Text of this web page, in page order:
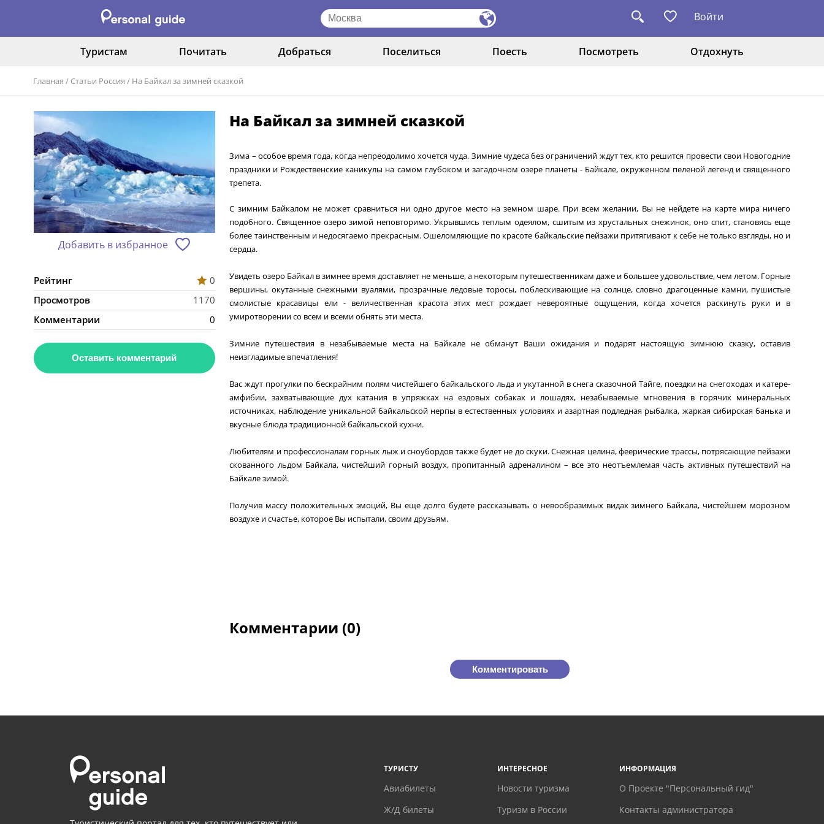
Войти
Туристам Почитать Добраться Поселиться Поесть Посмотреть Отдохнуть
Главная / Статьи Россия / На Байкал за зимней сказкой
Добавить в избранное
Рейтинг
0
Просмотров
1170
Комментарии
0
Оставить комментарий
На Байкал за зимней сказкой
Зима – особое время года, когда непреодолимо хочется чуда. Зимние чудеса без ограничений ждут тех, кто решится провести свои Новогодние
праздники и Рождественские каникулы на самом глубоком и загадочном озере планеты - Байкале, окруженном пеленой легенд и священного
трепета.
С зимним Байкалом не может сравниться ни одно другое место на земном шаре. При всем желании, Вы не нейдете на карте мира ничего
подобного. Священное озеро зимой неповторимо. Укрывшись теплым одеялом, сшитым из хрустальных снежинок, оно спит, становясь еще
более таинственным и недосягаемо прекрасным. Ошеломляющие по красоте байкальские пейзажи притягивают к себе не только взгляды, но и
сердца.
Увидеть озеро Байкал в зимнее время доставляет не меньше, а некоторым путешественникам даже и большее удовольствие, чем летом. Горные
вершины, окутанные снежными вуалями, прозрачные ледовые торосы, поблескивающие на солнце, словно драгоценные камни, пушистые
смолистые красавицы ели - величественная красота этих мест рождает невероятные ощущения, когда хочется раскинуть руки и в
умиротворении со всем и всеми обнять эти места.
Зимние путешествия в незабываемые места на Байкале не обманут Ваши ожидания и подарят настоящую зимнюю сказку, оставив
неизгладимые впечатления!
Вас ждут прогулки по бескрайним полям чистейшего байкальского льда и укутанной в снега сказочной Тайге, поездки на снегоходах и катере-
амфибии, захватывающие дух катания в упряжках на ездовых собаках и лошадях, незабываемые мгновения в горячих минеральных
источниках, наблюдение уникальной байкальской нерпы в естественных условиях и азартная подледная рыбалка, жаркая сибирская банька и
вкусные блюда традиционной байкальской кухни.
Любителям и профессионалам горных лыж и сноубордов также будет не до скуки. Снежная целина, феерические трассы, потрясающие пейзажи
скованного льдом Байкала, чистейший горный воздух, пропитанный адреналином – все это неотъемлемая часть активных путешествий на
Байкале зимой.
Получив массу положительных эмоций, Вы еще долго будете рассказывать о невообразимых видах зимнего Байкала, чистейшем морозном
воздухе и счастье, которое Вы испытали, своим друзьям.
Комментарии (0)
Комментировать
ТУРИСТУ
Авиабилеты
Ж/Д билеты
ИНТЕРЕСНОЕ
Новости туризма
Туризм в России
ИНФОРМАЦИЯ
О Проекте "Персональный гид"
Контакты администратора